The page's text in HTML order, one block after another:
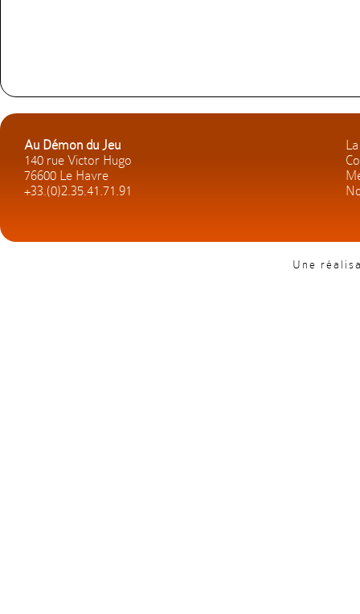
Au Démon du Jeu
140 rue Victor Hugo
76600 Le Havre
+33.(0)2.35.41.71.91
Une